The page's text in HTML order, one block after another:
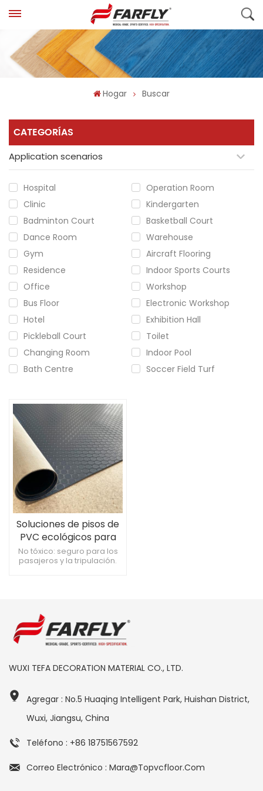
Hogar Buscar
CATEGORÍAS
Application scenarios
Hospital
Operation Room
Clinic
Kindergarten
Badminton Court
Basketball Court
Dance Room
Warehouse
Gym
Aircraft Flooring
Residence
Indoor Sports Courts
Office
Workshop
Bus Floor
Electronic Workshop
Hotel
Exhibition Hall
Pickleball Court
Toilet
Changing Room
Indoor Pool
Bath Centre
Soccer Field Turf
Soluciones de pisos de
PVC ecológicos para
cabinas de aviones
No tóxico: seguro para los
pasajeros y la tripulación.
WUXI TEFA DECORATION MATERIAL CO., LTD.
Agregar : No.5 Huaqing Intelligent Park, Huishan District,
Wuxi, Jiangsu, China
Teléfono : +86 18751567592
Correo Electrónico : Mara@topvcfloor.com